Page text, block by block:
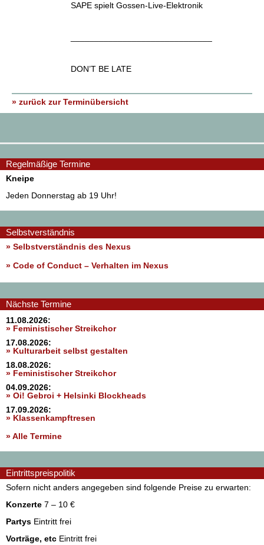
SAPE spielt Gossen-Live-Elektronik
DON’T BE LATE
» zurück zur Terminübersicht
Regelmäßige Termine
Kneipe
Jeden Donnerstag ab 19 Uhr!
Selbstverständnis
» Selbstverständnis des Nexus
» Code of Conduct – Verhalten im Nexus
Nächste Termine
11.08.2026:
» Feministischer Streikchor
17.08.2026:
» Kulturarbeit selbst gestalten
18.08.2026:
» Feministischer Streikchor
04.09.2026:
» Oi! Gebroi + Helsinki Blockheads
17.09.2026:
» Klassenkampftresen
» Alle Termine
Eintrittspreispolitik
Sofern nicht anders angegeben sind folgende Preise zu erwarten:
Konzerte 7 – 10 €
Partys Eintritt frei
Vorträge, etc Eintritt frei